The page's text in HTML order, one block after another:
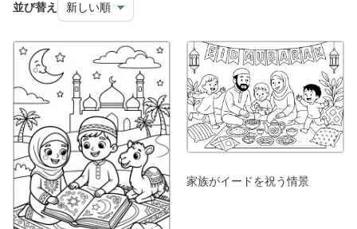
並び替え
家族がイードを祝う情景